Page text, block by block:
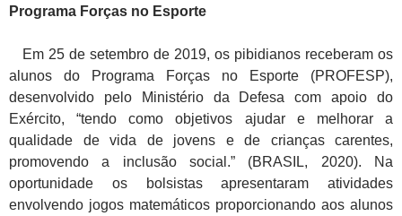
Programa Forças no Esporte
Em 25 de setembro de 2019, os pibidianos receberam os
alunos do Programa Forças no Esporte (PROFESP),
desenvolvido pelo Ministério da Defesa com apoio do
Exército, “tendo como objetivos ajudar e melhorar a
qualidade de vida de jovens e de crianças carentes,
promovendo a inclusão social.” (BRASIL, 2020). Na
oportunidade os bolsistas apresentaram atividades
envolvendo jogos matemáticos proporcionando aos alunos